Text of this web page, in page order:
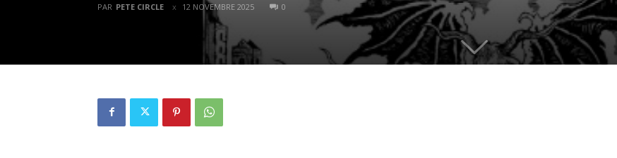
PAR PETE CIRCLE 12 NOVEMBRE 2025 0